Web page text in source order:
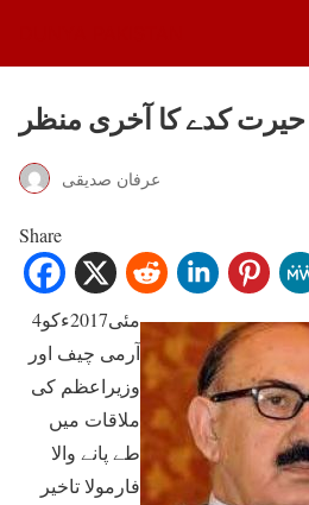
کدے کا آخری منظر
عرفان صدیقی
Share
4مئی2017ءکو
آرمی چیف اور
وزیراعظم کی
ملاقات میں
طے پانے والا
فارمولا تاخیر